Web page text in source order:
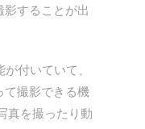
影することが出
付いていて、
て撮影できる機
真を撮ったり動